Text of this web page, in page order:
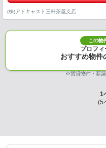
(株)アドキャスト三軒茶屋支店
この物
プロフ
おすすめ物件
※賃貸物件・新
1
(5